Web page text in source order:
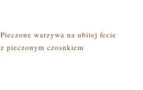
Pieczone warzywa na ubitej fecie
z pieczonym czosnkiem